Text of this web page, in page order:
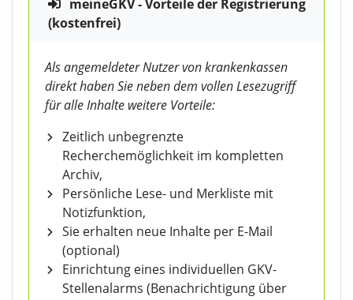
meineGKV - Vorteile der Registrierung
(kostenfrei)
Als angemeldeter Nutzer von krankenkassen
direkt haben Sie neben dem vollen Lesezugriff
für alle Inhalte weitere Vorteile:
Zeitlich unbegrenzte
Recherchemöglichkeit im kompletten
Archiv,
Persönliche Lese- und Merkliste mit
Notizfunktion,
Sie erhalten neue Inhalte per E-Mail
(optional)
Einrichtung eines individuellen GKV-
Stellenalarms (Benachrichtigung über